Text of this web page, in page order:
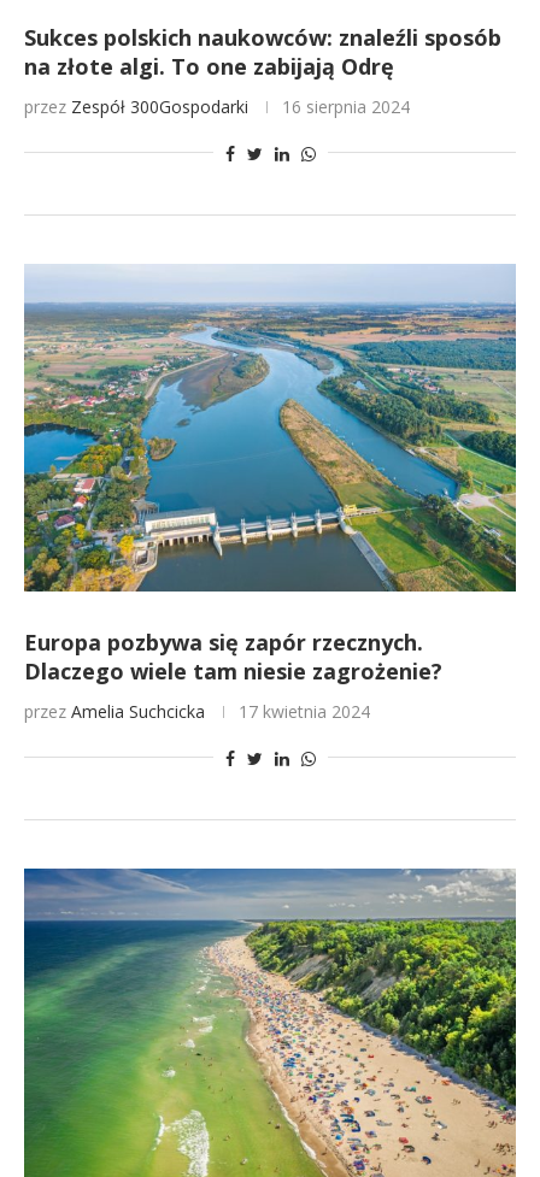
Sukces polskich naukowców: znaleźli sposób
na złote algi. To one zabijają Odrę
przez Zespół 300Gospodarki 16 sierpnia 2024
Europa pozbywa się zapór rzecznych.
Dlaczego wiele tam niesie zagrożenie?
przez Amelia Suchcicka 17 kwietnia 2024